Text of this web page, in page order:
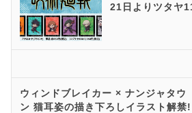
21日よりツタヤ
ウィンドブレイカー × ナンジャタウ
ン 猫耳姿の描き下ろしイラスト解禁!